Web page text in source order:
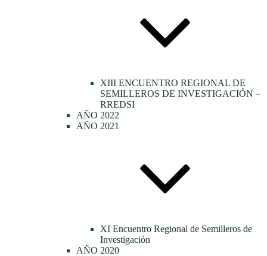
XIII ENCUENTRO REGIONAL DE
SEMILLEROS DE INVESTIGACIÓN –
RREDSI
AÑO 2022
AÑO 2021
XI Encuentro Regional de Semilleros de
Investigación
AÑO 2020